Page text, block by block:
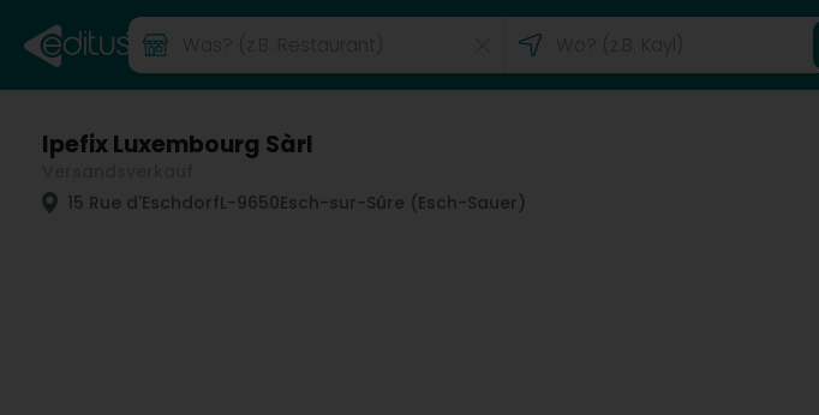
Ipefix Luxembourg Sàrl
15 Rue d'EschdorfL-9650Esch-sur-Sûre (Esch-Sauer)